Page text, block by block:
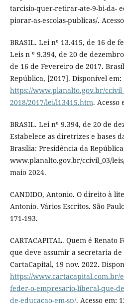
tarcisio-quer-retirar-ate-9-bi-da-
piorar-as-escolas-publicas/.
BRASIL. Lei nº 13.415, de 16 de
Leis n º 9.394, de 20 de
de 16 de Fevereiro de 2017.
República, [2017]. Disponível em:
https://www.planalto.gov.br/
2018/2017/lei/l13415.htm. Acesso
BRASIL. Lei nº 9.394, de 20 de
Estabelece as diretrizes e bases
Brasília: Presidência da
www.planalto.gov.br/ccivil_03/
maio 2024.
CANDIDO, Antonio. O direito à
Antonio. Vários Escritos. São
171-193.
CARTACAPITAL. Quem é
que deve assumir a secretaria de
CartaCapital, 19 nov. 2022.
https://www.cartacapital.com.br/
feder-o-empresario-liberal-que-
de-educacao-em-sp/. Acesso em: